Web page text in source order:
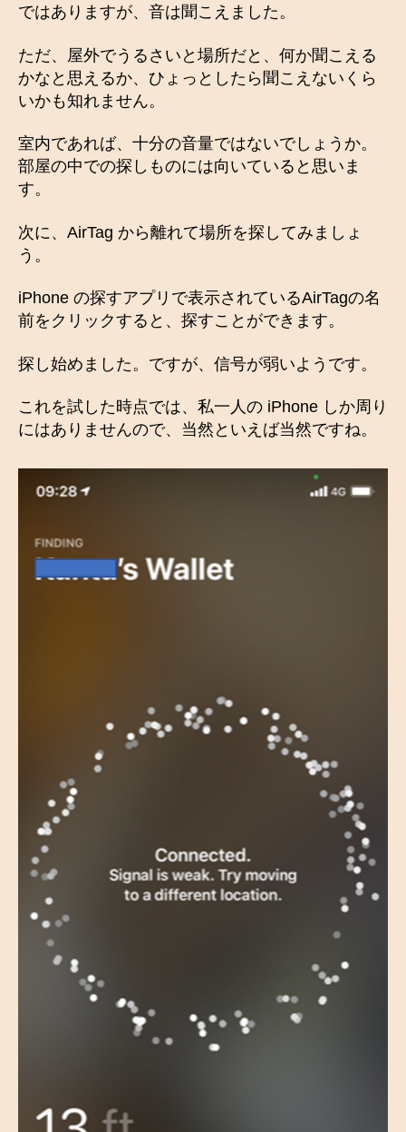
ではありますが、音は聞こえました。
ただ、屋外でうるさいと場所だと、何か聞こえる
かなと思えるか、ひょっとしたら聞こえないくら
いかも知れません。
室内であれば、十分の音量ではないでしょうか。
部屋の中での探しものには向いていると思いま
す。
次に、AirTag から離れて場所を探してみましょ
う。
iPhone の探すアプリで表示されているAirTagの名
前をクリックすると、探すことができます。
探し始めました。ですが、信号が弱いようです。
これを試した時点では、私一人の iPhone しか周り
にはありませんので、当然といえば当然ですね。